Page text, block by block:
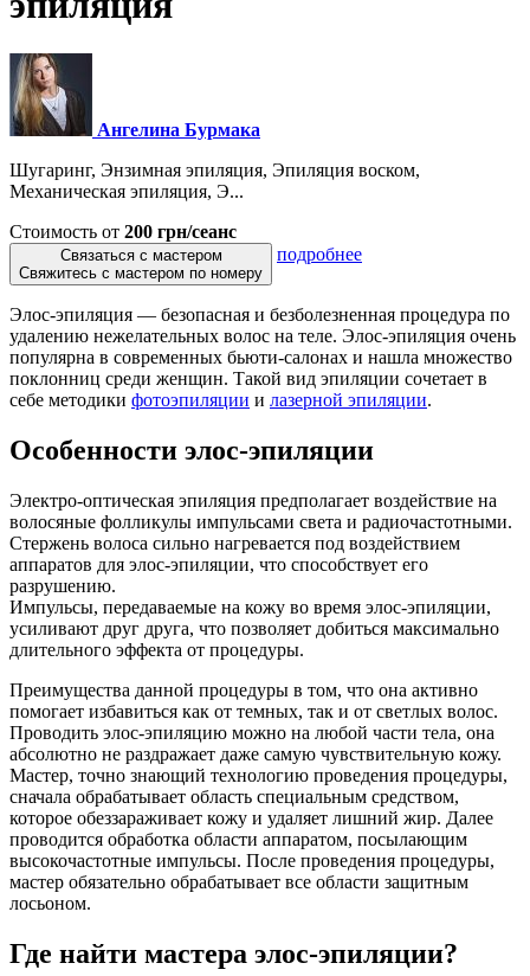
Ангелина Бурмака
Шугаринг, Энзимная эпиляция, Эпиляция воском,
Механическая эпиляция, Э...
Стоимость от 200 грн/сеанс
Связаться с мастером
Свяжитесь с мастером по номеру
подробнее
Элос-эпиляция — безопасная и безболезненная процедура по
удалению нежелательных волос на теле. Элос-эпиляция очень
популярна в современных бьюти-салонах и нашла множество
поклонниц среди женщин. Такой вид эпиляции сочетает в
себе методики фотоэпиляции и лазерной эпиляции.
Особенности элос-эпиляции
Электро-оптическая эпиляция предполагает воздействие на
волосяные фолликулы импульсами света и радиочастотными.
Стержень волоса сильно нагревается под воздействием
аппаратов для элос-эпиляции, что способствует его
разрушению.
Импульсы, передаваемые на кожу во время элос-эпиляции,
усиливают друг друга, что позволяет добиться максимально
длительного эффекта от процедуры.
Преимущества данной процедуры в том, что она активно
помогает избавиться как от темных, так и от светлых волос.
Проводить элос-эпиляцию можно на любой части тела, она
абсолютно не раздражает даже самую чувствительную кожу.
Мастер, точно знающий технологию проведения процедуры,
сначала обрабатывает область специальным средством,
которое обеззараживает кожу и удаляет лишний жир. Далее
проводится обработка области аппаратом, посылающим
высокочастотные импульсы. После проведения процедуры,
мастер обязательно обрабатывает все области защитным
лосьоном.
Где найти мастера элос-эпиляции?